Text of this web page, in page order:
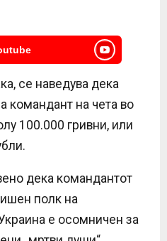
се наведува дека
командант на чета во
100.000 гривни, или
дека командантот
полк на
е осомничен за